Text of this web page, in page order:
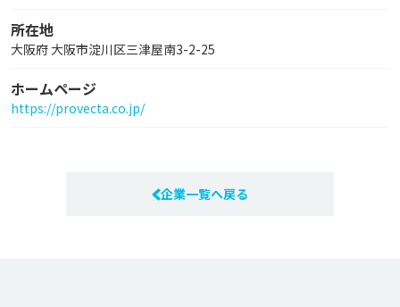
所在地
大阪府 大阪市淀川区三津屋南3-2-25
ホームページ
https://provecta.co.jp/
企業一覧へ戻る